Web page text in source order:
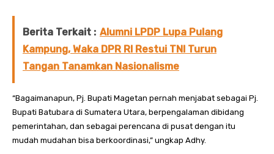
Berita Terkait : Alumni LPDP Lupa Pulang
Kampung, Waka DPR RI Restui TNI Turun
Tangan Tanamkan Nasionalisme
“Bagaimanapun, Pj. Bupati Magetan pernah menjabat sebagai Pj.
Bupati Batubara di Sumatera Utara, berpengalaman dibidang
pemerintahan, dan sebagai perencana di pusat dengan itu
mudah mudahan bisa berkoordinasi,” ungkap Adhy.